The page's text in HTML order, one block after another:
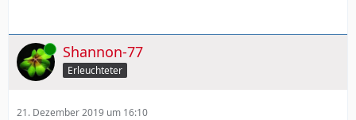
Online Shannon-77
Erleuchteter
21. Dezember 2019 um 16:10